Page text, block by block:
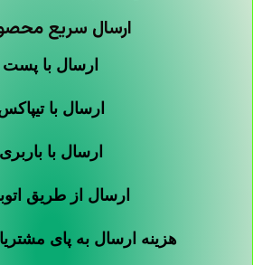
ارسال سریع
ارسال با پست
ارسال با
ارسال با باربری
ارسال از طریق
هزینه ارسال به پای